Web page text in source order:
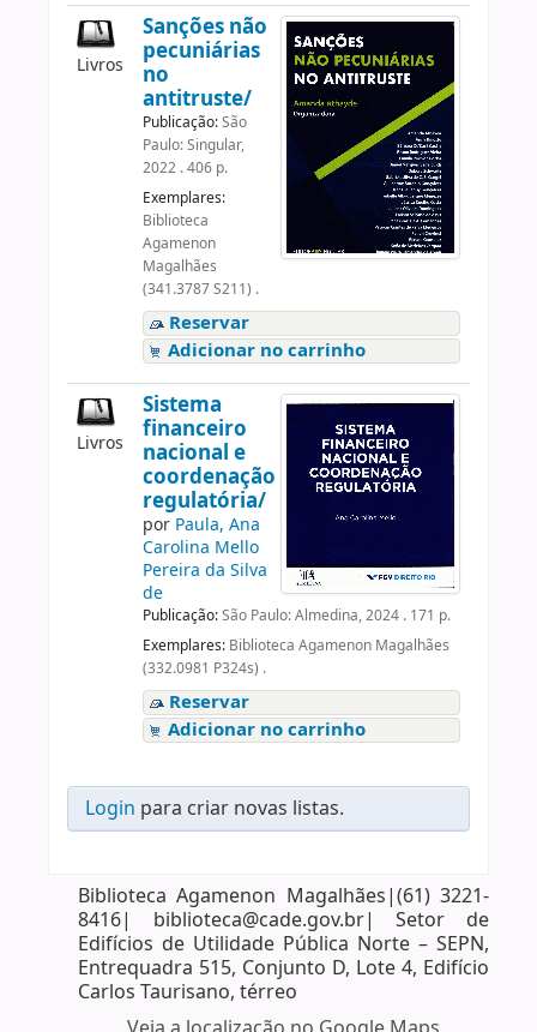
Livros
Sanções não
pecuniárias
no
antitruste/
Publicação:São
Paulo: Singular,
2022 . 406 p.
Exemplares:
Biblioteca
Agamenon
Magalhães
(341.3787 S211) .
Reservar
Adicionar no carrinho
Livros
Sistema
financeiro
nacional e
coordenação
regulatória/
por Paula, Ana
Carolina Mello
Pereira da Silva
de
Publicação:São Paulo: Almedina, 2024 . 171 p.
Exemplares: Biblioteca Agamenon Magalhães
(332.0981 P324s) .
Reservar
Adicionar no carrinho
Login para criar novas listas.
Biblioteca Agamenon Magalhães|(61) 3221-
8416| biblioteca@cade.gov.br| Setor de
Edifícios de Utilidade Pública Norte – SEPN,
Entrequadra 515, Conjunto D, Lote 4, Edifício
Carlos Taurisano, térreo